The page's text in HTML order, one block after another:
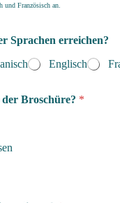
Französisch an.
Sprachen erreichen?
Englisch
Broschüre? *